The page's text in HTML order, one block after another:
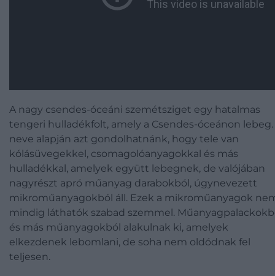
A nagy csendes-óceáni szemétsziget egy hatalmas
tengeri hulladékfolt, amely a Csendes-óceánon lebeg.
neve alapján azt gondolhatnánk, hogy tele van
kólásüvegekkel, csomagolóanyagokkal és más
hulladékkal, amelyek együtt lebegnek, de valójában
nagyrészt apró műanyag darabokból, úgynevezett
mikroműanyagokból áll. Ezek a mikroműanyagok
mindig láthatók szabad szemmel.
és más műanyagokból alakulnak ki, amelyek
elkezdenek lebomlani, de soha nem oldódnak fel
teljesen.